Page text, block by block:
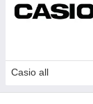
Casio all